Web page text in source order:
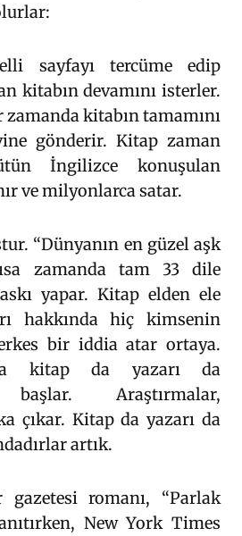
sayfayı tercüme edip
kitabın devamını isterler.
zamanda kitabın tamamını
gönderir. Kitap zaman
İngilizce konuşulan
ve milyonlarca satar.
“Dünyanın en güzel aşk
zamanda tam 33 dile
yapar. Kitap elden ele
hakkında hiç kimsenin
bir iddia atar ortaya.
kitap da yazarı da
başlar. Araştırmalar,
çıkar. Kitap da yazarı da
artık.
gazetesi romanı, “Parlak
New York Times